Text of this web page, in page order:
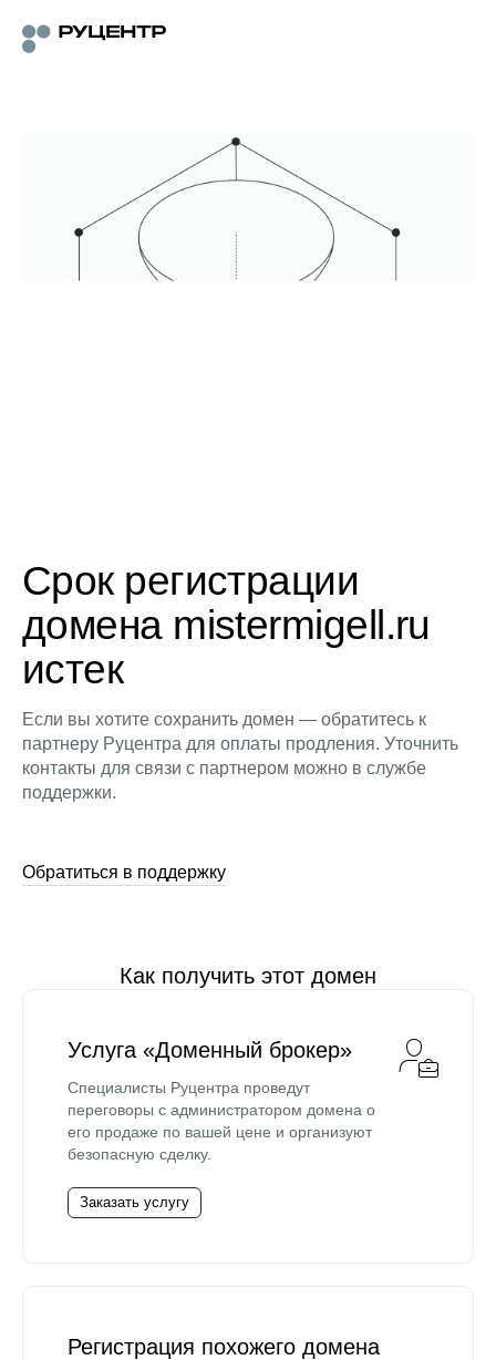
Срок регистрации
домена mistermigell.ru
истек
Если вы хотите сохранить домен — обратитесь к
партнеру Руцентра для оплаты продления. Уточнить
контакты для связи с партнером можно в службе
поддержки.
Обратиться в поддержку
Как получить этот домен
Услуга «Доменный брокер»
Специалисты Руцентра проведут
переговоры с администратором домена о
его продаже по вашей цене и организуют
безопасную сделку.
Заказать услугу
Регистрация похожего домена